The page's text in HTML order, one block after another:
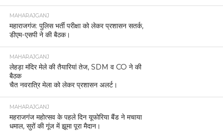
MAHARAJGANJ
महाराजगंज: पुलिस भर्ती परीक्षा को लेकर प्रशासन सतर्क,
डीएम-एसपी ने की बैठक।
MAHARAJGANJ
लेहड़ा मंदिर मेले की तैयारियां तेज, SDM व CO ने की
बैठक
चैत नवरात्रि मेला को लेकर प्रशासन अलर्ट।
MAHARAJGANJ
महराजगंज महोत्सव के पहले दिन यूफोरिया बैंड ने मचाया
धमाल, सुरों की गूंज में झूमा पूरा मैदान।